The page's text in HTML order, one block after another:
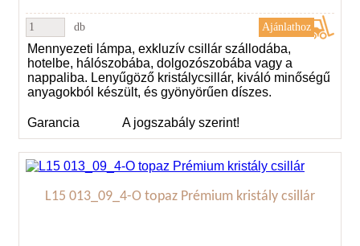
db
Mennyezeti lámpa, exkluzív csillár szállodába,
hotelbe, hálószobába, dolgozószobába vagy a
nappaliba. Lenyűgöző kristálycsillár, kiváló minőségű
anyagokból készült, és gyönyörűen díszes.
Garancia A jogszabály szerint!
L15 013_09_4-O topaz Prémium kristály csillár